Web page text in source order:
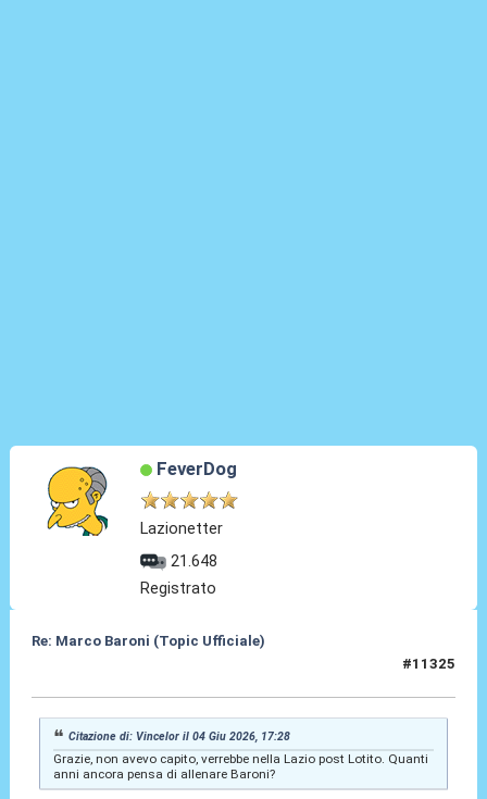
FeverDog
Lazionetter
21.648
Registrato
Re: Marco Baroni (Topic Ufficiale)
#11325
Citazione di: Vincelor il 04 Giu 2026, 17:28
Grazie, non avevo capito, verrebbe nella Lazio post Lotito. Quanti
anni ancora pensa di allenare Baroni?